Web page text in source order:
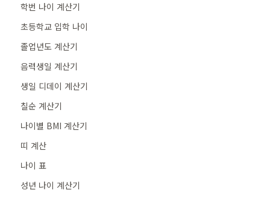
학번 나이 계산기
초등학교 입학 나이
졸업년도 계산기
음력생일 계산기
생일 디데이 계산기
칠순 계산기
나이별 BMI 계산기
띠 계산
나이 표
성년 나이 계산기